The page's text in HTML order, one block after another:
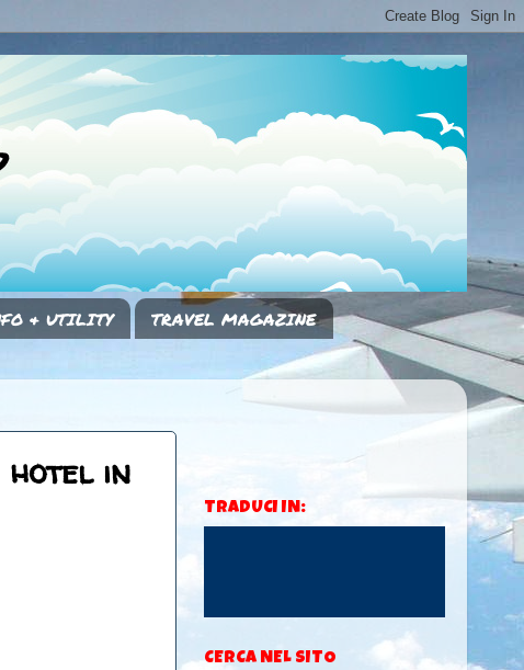
& UTILITY
TRAVEL MAGAZINE
hotel in
TRADUCI IN:
CERCA NEL SITO